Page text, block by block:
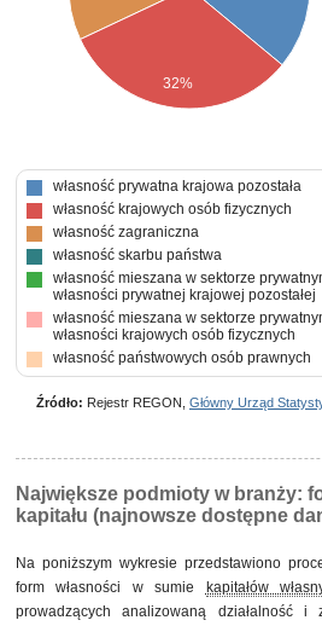
32%
własność prywatna krajowa pozostała
własność krajowych osób fizycznych
własność zagraniczna
własność skarbu państwa
własność mieszana w sektorze
własności prywatnej krajowej pozostałej
własność mieszana w sektorze
własności krajowych osób fizycznych
własność państwowych osób prawnych
Źródło: Rejestr REGON, Główny Urząd
Największe podmioty w branży:
kapitału (najnowsze dostępne
Na poniższym wykresie przedstawiono
form własności w sumie
kapitałów
prowadzących analizowaną działalność i